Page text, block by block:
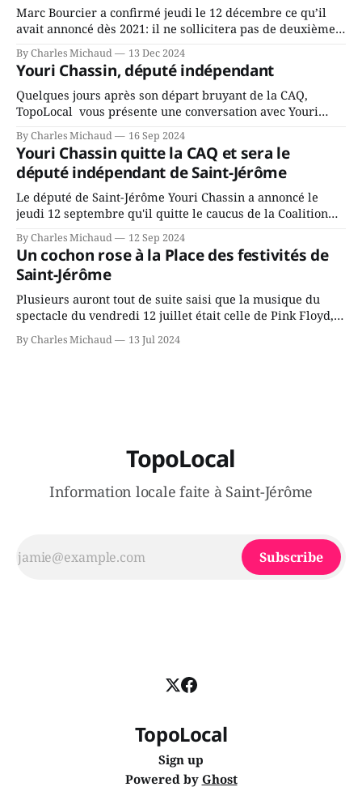
Marc Bourcier a confirmé jeudi le 12 décembre ce qu’il
avait annoncé dès 2021: il ne sollicitera pas de deuxième
mandat à titre de maire de Saint-Jérôme. Bourcier en a
fait l’annonce en s’adressant aux employés de la ville,
rassemblés en soirée pour leur traditionnel souper
By Charles Michaud 13 Dec 2024
Youri Chassin, député indépendant
Quelques jours après son départ bruyant de la CAQ,
TopoLocal vous présente une conversation avec Youri
Chassin. Nous avons causé de sa décision. Y songeait-il
depuis longtemps? Sera-t-il candidat indépendant dans 2
ans? Joindrait-il un autre parti, par exemple les
conservateurs d’Éric Duhaime? Que lui
By Charles Michaud 16 Sep 2024
Youri Chassin quitte la CAQ et sera le
député indépendant de Saint-Jérôme
Le député de Saint-Jérôme Youri Chassin a annoncé le
jeudi 12 septembre qu'il quitte le caucus de la Coalition
Avenir Québec de François Legault parce qu'il est déçu du
gouvernement de la CAQ, surtout de son incapacité, qu'il
juge chronique, à offrir des
By Charles Michaud 12 Sep 2024
Un cochon rose à la Place des festivités de
Saint-Jérôme
Plusieurs auront tout de suite saisi que la musique du
spectacle du vendredi 12 juillet était celle de Pink Floyd,
interprétée par le groupe Éclipse. Les fans de tous âges
ont plané tout doucement sur la musique du célèbre
By Charles Michaud 13 Jul 2024
TopoLocal
Information locale faite à Saint-Jérôme
Subscribe
TopoLocal
Sign up
Powered by Ghost